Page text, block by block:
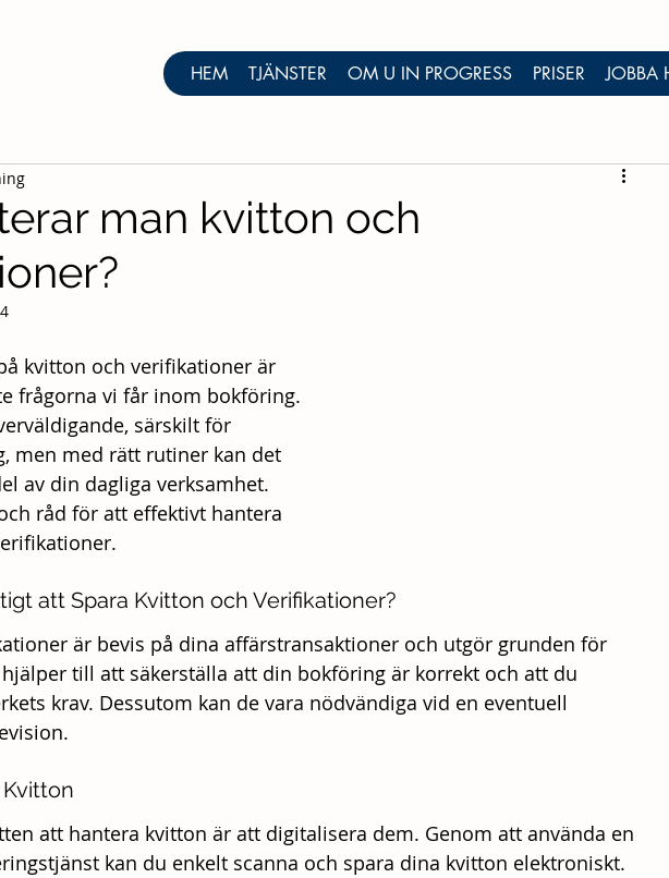
HEM TJÄNSTER OM U IN PROGRESS PRISER JOBBA
man kvitton och
kvitton och verifikationer är
frågorna vi får inom bokföring.
särskilt för
men med rätt rutiner kan det
av din dagliga verksamhet.
råd för att effektivt hantera
att Spara Kvitton och Verifikationer?
är bevis på dina affärstransaktioner och utgör grunden för
till att säkerställa att din bokföring är korrekt och att du
krav. Dessutom kan de vara nödvändiga vid en eventuell
att hantera kvitton är att digitalisera dem. Genom att använda en
kan du enkelt scanna och spara dina kvitton elektroniskt.